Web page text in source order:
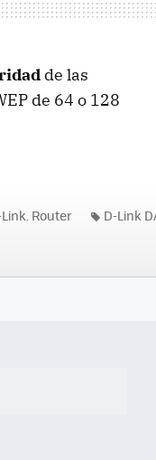
de las
de 64 o 128
Router D-Link